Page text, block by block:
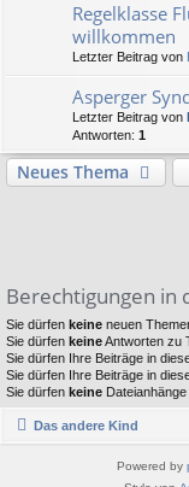
Regelklasse
willkommen
Letzter Beitrag von
Asperger
Letzter Beitrag von
Antworten: 1
Neues Thema
Berechtigungen in
Sie dürfen keine neuen
Sie dürfen keineAntworten zu
Sie dürfen Ihre Beiträge in
Sie dürfen Ihre Beiträge in
Sie dürfen keine
Das andere Kind
Powered by